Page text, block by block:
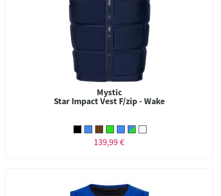
Mystic
Star Impact Vest F/zip - Wake
139,99 €